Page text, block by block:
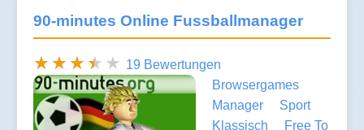
90-minutes Online Fussballmanager
19 Bewertungen
Browsergames
Manager
Sport
Klassisch
Free To